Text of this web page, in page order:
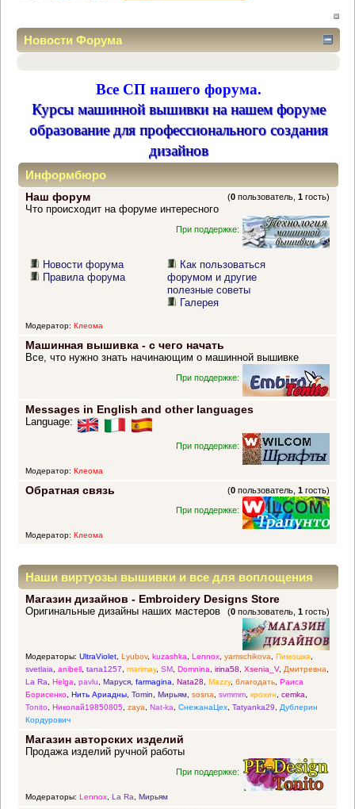
Новости Форума
Все СП нашего форума.
Курсы машинной вышивки на нашем форуме
образование для профессионального создания
дизайнов
Информбюро
Наш форум (0 пользователь,1 гость)
Что происходит на форуме интересного
При поддержке:
Новости форума
Правила форума
Как пользоваться
форумом и другие
полезные советы
Галерея
Модератор: Клеома
Машинная вышивка - с чего начать
Все, что нужно знать начинающим о машинной вышивке
При поддержке:
Messages in English and other languages
Language:
При поддержке:
Модератор: Клеома
Обратная связь (0 пользователь,1 гость)
При поддержке:
Модератор: Клеома
Наши виртуозы вышивки и все для воплощения
прекрасных идей
Магазин дизайнов - Embroidery Designs Store
(0 пользователь,1 гость)
Оригинальные дизайны наших мастеров
Модераторы: UltraViolet, Lyubov, kuzashka, Lennox, yamschikova, Пимошка,
svetlaia, anibell, tana1257, marimay, SM, Domnina, irina58, Xsenia_V, Дмитревна,
La Ra, Helga, pavlu, Маруся, farmagina, Nata28, Mazzy, благодать, Раиса
Борисенко, Нить Ариадны, Tomin, Мирьям, sosna, svmmm, крохин, cemka,
Tonito, Николай19850805, zaya, Nat-ka, СнежанаЦех, Tatyanka29, Дублерин
Кордурович
Магазин авторских изделий
Продажа изделий ручной работы
При поддержке:
Модераторы: Lennox, La Ra, Мирьям